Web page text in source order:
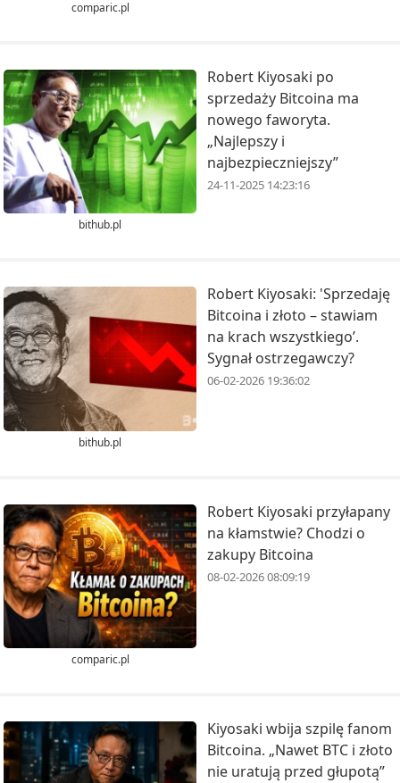
comparic.pl
bithub.pl
Robert Kiyosaki po
sprzedaży Bitcoina ma
nowego faworyta.
„Najlepszy i
najbezpieczniejszy”
24-11-2025 14:23:16
bithub.pl
Robert Kiyosaki: 'Sprzedaję
Bitcoina i złoto – stawiam
na krach wszystkiego’.
Sygnał ostrzegawczy?
06-02-2026 19:36:02
comparic.pl
Robert Kiyosaki przyłapany
na kłamstwie? Chodzi o
zakupy Bitcoina
08-02-2026 08:09:19
Kiyosaki wbija szpilę fanom
Bitcoina. „Nawet BTC i złoto
nie uratują przed głupotą”